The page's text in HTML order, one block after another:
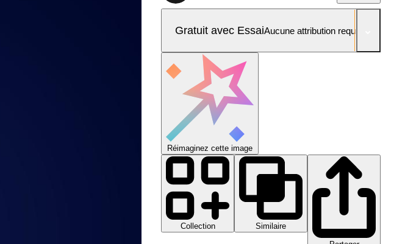
Gratuit avec EssaiAucune attribution requise
Réimaginez cette image
Collection
Similaire